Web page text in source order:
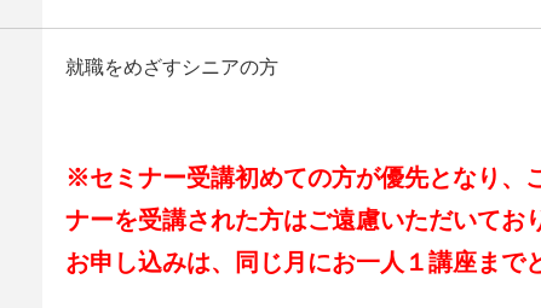
就職をめざすシニアの方
※セミナー受講初めての方が優先となり、
ナーを受講された方はご遠慮いただいてお
お申し込みは、同じ月にお一人１講座まで